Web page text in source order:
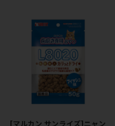
[マルカン サンライズ]ニャン